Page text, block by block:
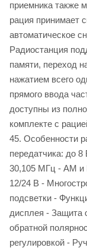
приемника также
рация принимает
автоматическое
Радиостанция
памяти, переход
нажатием всего
прямого ввода
доступны из
комплекте с
45. Особенности
передатчика: до 8
30,105 МГц - AM и
12/24 В -
подсветки -
дисплея - Защита
обратной
регулировкой -